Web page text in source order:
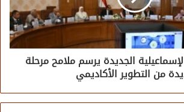
الجديدة يرسم ملامح مرحلة
من التطوير الأكاديمي